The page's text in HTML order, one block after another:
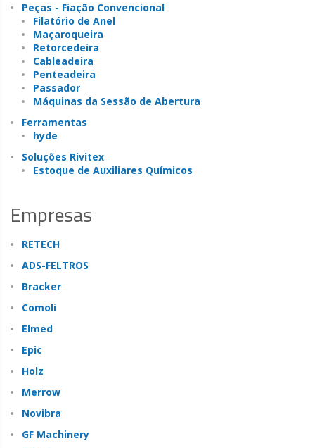
Peças - Fiação Convencional
Filatório de Anel
Maçaroqueira
Retorcedeira
Cableadeira
Penteadeira
Passador
Máquinas da Sessão de Abertura
Ferramentas
hyde
Soluções Rivitex
Estoque de Auxiliares Químicos
Empresas
RETECH
ADS-FELTROS
Bracker
Comoli
Elmed
Epic
Holz
Merrow
Novibra
GF Machinery